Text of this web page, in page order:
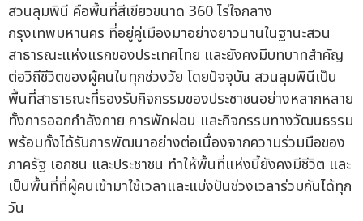
สวนลุมพินี คือพื้นที่สีเขียวขนาด 360 ไร่ใจกลาง
กรุงเทพมหานคร ที่อยู่คู่เมืองมาอย่างยาวนานในฐานะสวน
สาธารณะแห่งแรกของประเทศไทย และยังคงมีบทบาทสำคัญ
ต่อวิถีชีวิตของผู้คนในทุกช่วงวัย โดยปัจจุบัน สวนลุมพินีเป็น
พื้นที่สาธารณะที่รองรับกิจกรรมของประชาชนอย่างหลากหลาย
ทั้งการออกกำลังกาย การพักผ่อน และกิจกรรมทางวัฒนธรรม
พร้อมทั้งได้รับการพัฒนาอย่างต่อเนื่องจากความร่วมมือของ
ภาครัฐ เอกชน และประชาชน ทำให้พื้นที่แห่งนี้ยังคงมีชีวิต และ
เป็นพื้นที่ที่ผู้คนเข้ามาใช้เวลาและแบ่งปันช่วงเวลาร่วมกันได้ทุก
วัน